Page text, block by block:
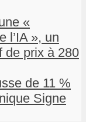
«
l’IA », un
de prix à 280
de 11 %
Signe